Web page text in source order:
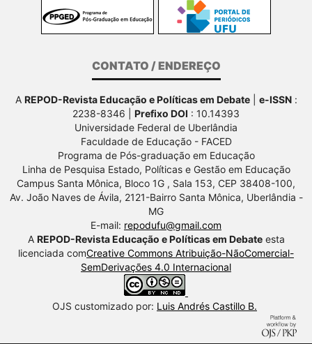
CONTATO / ENDEREÇO
A REPOD-Revista Educação e Políticas em Debate| e-ISSN:
2238-8346 | Prefixo DOI : 10.14393
Universidade Federal de Uberlândia
Faculdade de Educação - FACED
Programa de Pós-graduação em Educação
Linha de Pesquisa Estado, Políticas e Gestão em Educação
Campus Santa Mônica, Bloco 1G , Sala 153, CEP 38408-100,
Av. João Naves de Ávila, 2121-Bairro Santa Mônica, Uberlândia -
MG
E-mail: repodufu@gmail.com
A REPOD-Revista Educação e Políticas em Debateesta
licenciada comCreative Commons Atribuição-NãoComercial-
SemDerivações 4.0 Internacional
OJS customizado por: Luis Andrés Castillo B.